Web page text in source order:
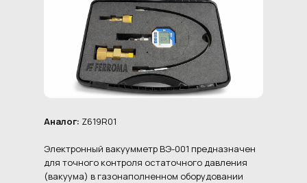
Аналог: Z619R01
Электронный вакуумметр ВЭ-001 предназначен
для точного контроля остаточного давления
(вакуума) в газонаполненном оборудовании